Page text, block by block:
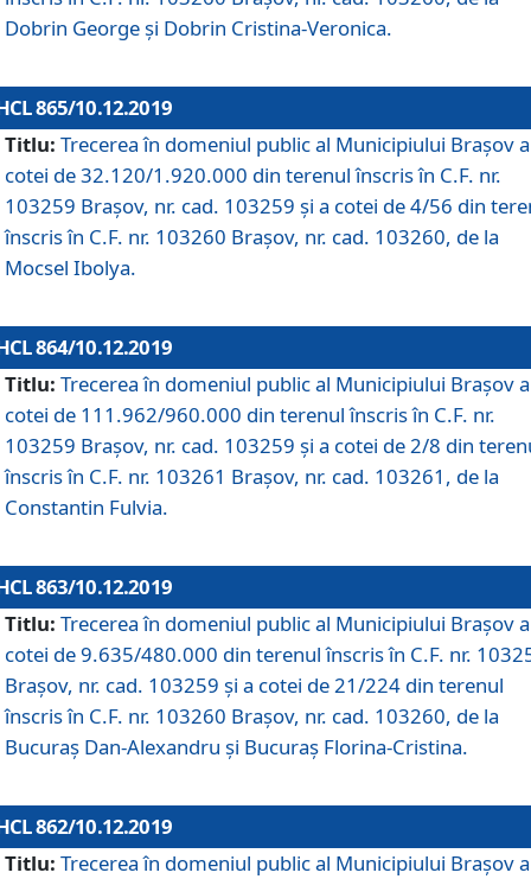
Dobrin George și Dobrin Cristina-Veronica.
865/10.12.2019
Titlu: Trecerea în domeniul public al Municipiului Braşov a
cotei de 32.120/1.920.000 din terenul înscris în C.F. nr.
103259 Brașov, nr. cad. 103259 și a cotei de 4/56 din
înscris în C.F. nr. 103260 Brașov, nr. cad. 103260, de la
Mocsel Ibolya.
864/10.12.2019
Titlu: Trecerea în domeniul public al Municipiului Braşov a
cotei de 111.962/960.000 din terenul înscris în C.F. nr.
103259 Brașov, nr. cad. 103259 și a cotei de 2/8 din
înscris în C.F. nr. 103261 Brașov, nr. cad. 103261, de la
Constantin Fulvia.
863/10.12.2019
Titlu: Trecerea în domeniul public al Municipiului Braşov a
cotei de 9.635/480.000 din terenul înscris în C.F. nr.
Brașov, nr. cad. 103259 și a cotei de 21/224 din terenul
înscris în C.F. nr. 103260 Brașov, nr. cad. 103260, de la
Bucuraș Dan-Alexandru și Bucuraș Florina-Cristina.
862/10.12.2019
Titlu: Trecerea în domeniul public al Municipiului Braşov a